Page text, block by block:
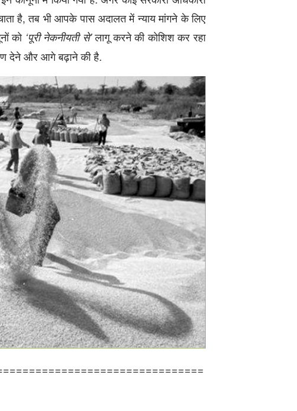
है, तब भी आपके पास अदालत में न्याय मांगने के लिए
को ‘पूरी नेकनीयती से’लागू करने की कोशिश कर रहा
देने और आगे बढ़ाने की है.